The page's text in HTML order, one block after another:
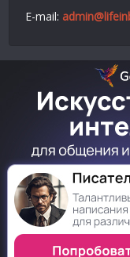
E-mail:
© 2012-2024